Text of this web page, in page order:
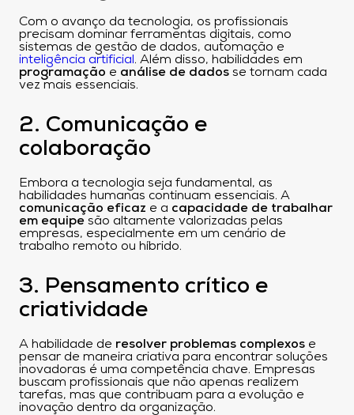
Com o avanço da tecnologia, os profissionais
precisam dominar ferramentas digitais, como
sistemas de gestão de dados, automação e
inteligência artificial . Além disso, habilidades em
programação e análise de dados se tornam cada
vez mais essenciais.
2. Comunicação e
colaboração
Embora a tecnologia seja fundamental, as
habilidades humanas continuam essenciais. A
comunicação eficaz e a capacidade de trabalhar
em equipe são altamente valorizadas pelas
empresas, especialmente em um cenário de
trabalho remoto ou híbrido.
3. Pensamento crítico e
criatividade
A habilidade de resolver problemas complexos e
pensar de maneira criativa para encontrar soluções
inovadoras é uma competência chave. Empresas
buscam profissionais que não apenas realizem
tarefas, mas que contribuam para a evolução e
inovação dentro da organização.